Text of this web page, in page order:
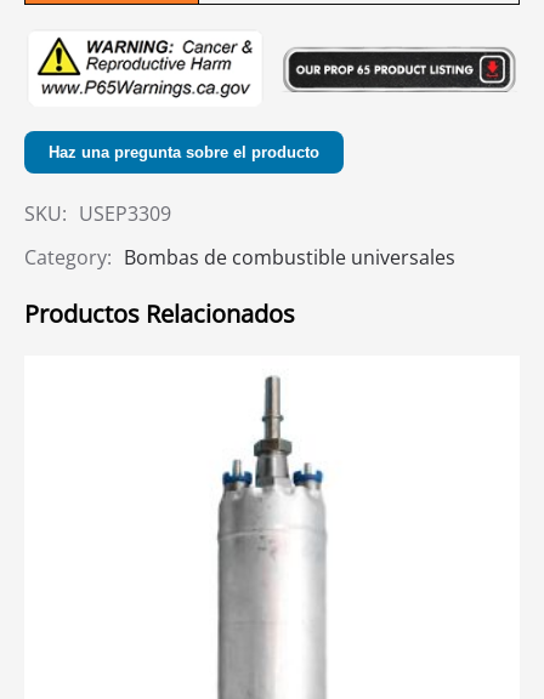
Haz una pregunta sobre el producto
SKU: USEP3309
Category: Bombas de combustible universales
Productos Relacionados